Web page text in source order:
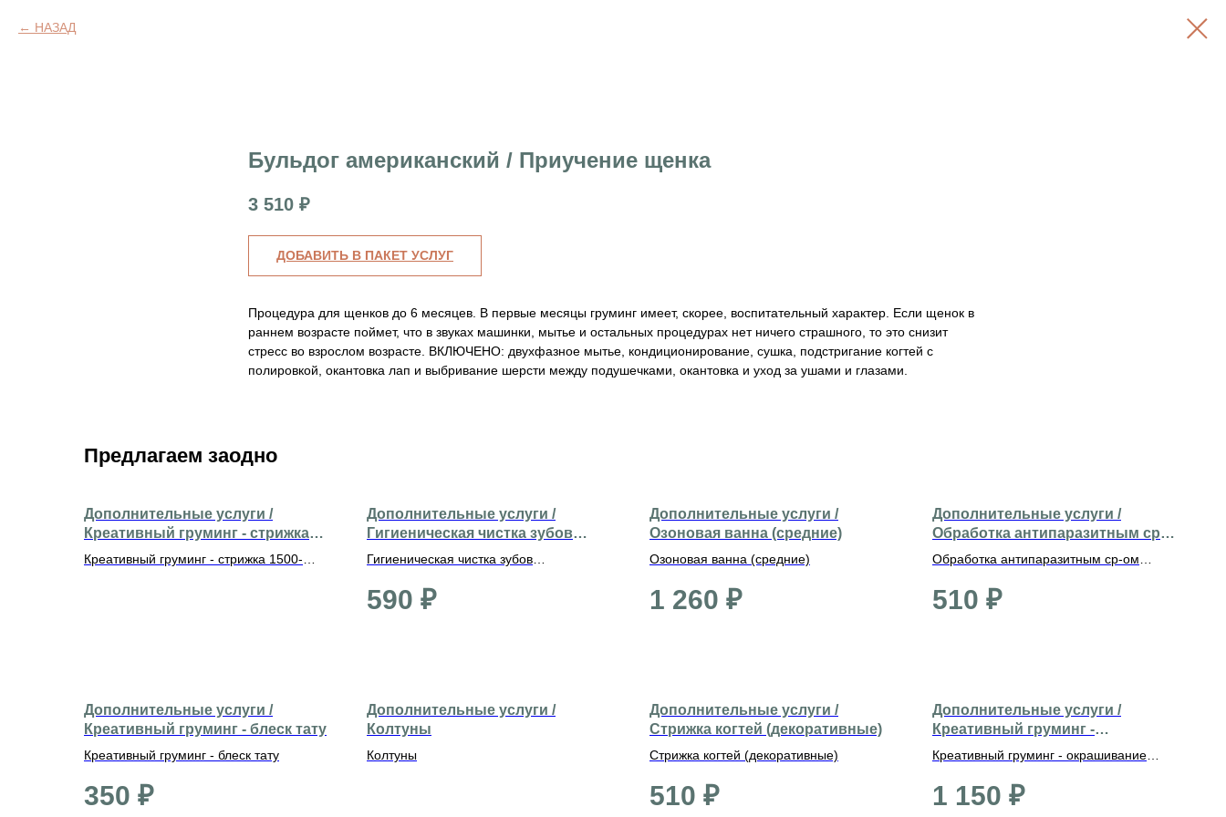
НАЗАД
Бульдог американский / Приучение щенка
3 510 ₽
ДОБАВИТЬ В ПАКЕТ УСЛУГ
Процедура для щенков до 6 месяцев. В первые месяцы груминг имеет, скорее, воспитательный характер. Если щенок в
раннем возрасте поймет, что в звуках машинки, мытье и остальных процедурах нет ничего страшного, то это снизит
стресс во взрослом возрасте. ВКЛЮЧЕНО: двухфазное мытье, кондиционирование, сушка, подстригание когтей с
полировкой, окантовка лап и выбривание шерсти между подушечками, окантовка и уход за ушами и глазами.
Предлагаем заодно
Дополнительные услуги /
Креативный груминг - стрижка
1500-2500 р.
Креативный груминг - стрижка 1500-
Дополнительные услуги /
Гигиеническая чистка зубов
(декоративные)
Гигиеническая чистка зубов
590 ₽
Дополнительные услуги /
Озоновая ванна (средние)
Озоновая ванна (средние)
1 260 ₽
Дополнительные услуги /
Обработка антипаразитным ср-
ом (средние)
Обработка антипаразитным ср-ом
510 ₽
Дополнительные услуги /
Креативный груминг - блеск тату
Креативный груминг - блеск тату
350 ₽
Дополнительные услуги /
Колтуны
Колтуны
Дополнительные услуги /
Стрижка когтей (декоративные)
Стрижка когтей (декоративные)
510 ₽
Дополнительные услуги /
Креативный груминг -
окрашивание ушей
Креативный груминг - окрашивание
1 150 ₽